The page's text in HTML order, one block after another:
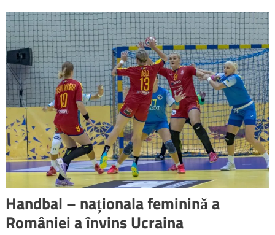
Handbal – naționala feminină a
României a învins Ucraina